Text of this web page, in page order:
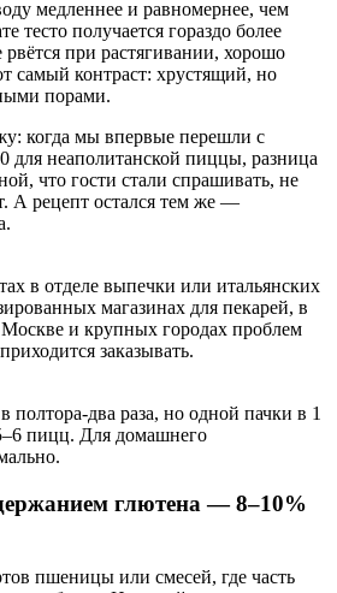
медленнее и равномернее, чем
тесто получается гораздо более
при растягивании, хорошо
самый контраст: хрустящий, но
порами.
когда мы впервые перешли с
для неаполитанской пиццы, разница
что гости стали спрашивать, не
А рецепт остался тем же —
в отделе выпечки или итальянских
магазинах для пекарей, в
и крупных городах проблем
заказывать.
два раза, но одной пачки в 1
пицц. Для домашнего
глютена — 8–10%
пшеницы или смесей, где часть